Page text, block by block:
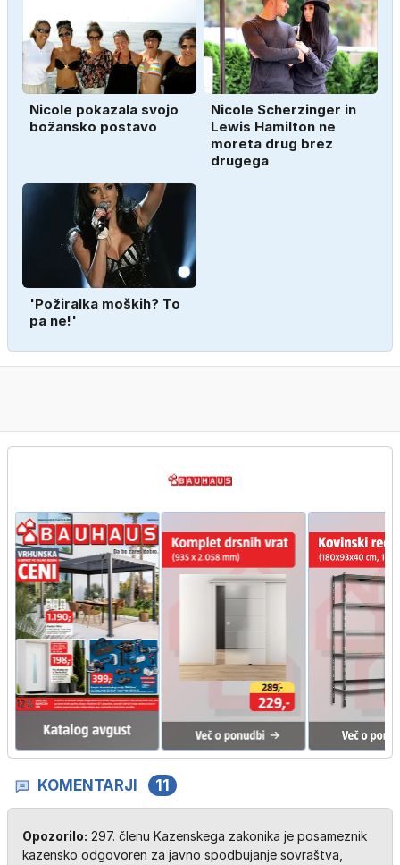
Nicole pokazala svojo
božansko postavo
Nicole Scherzinger in
Lewis Hamilton ne
moreta drug brez
drugega
'Požiralka moških? To
pa ne!'
KOMENTARJI 11
Opozorilo: 297. členu Kazenskega zakonika je posameznik
kazensko odgovoren za javno spodbujanje sovraštva,